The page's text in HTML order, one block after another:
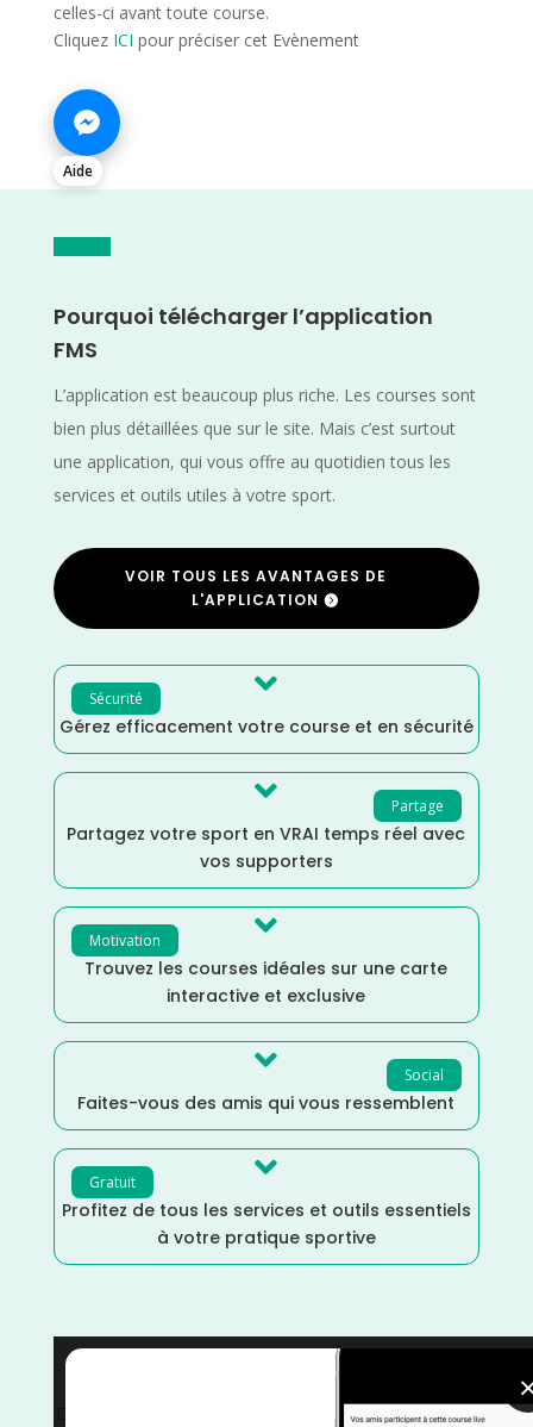
celles-ci avant toute course.
Cliquez ICI pour préciser cet Evènement
Aide
Pourquoi télécharger l’application
FMS
L’application est beaucoup plus riche. Les courses sont
bien plus détaillées que sur le site. Mais c’est surtout
une application, qui vous offre au quotidien tous les
services et outils utiles à votre sport.
VOIR TOUS LES AVANTAGES DE
L'APPLICATION
Sécurité 
Gérez efficacement votre course et en sécurité
Partage

Partagez votre sport en VRAI temps réel avec
vos supporters
Motivation 
Trouvez les courses idéales sur une carte
interactive et exclusive
Social

Faites-vous des amis qui vous ressemblent
Gratuit 
Profitez de tous les services et outils essentiels
à votre pratique sportive
Distance Faible
courses/Charente